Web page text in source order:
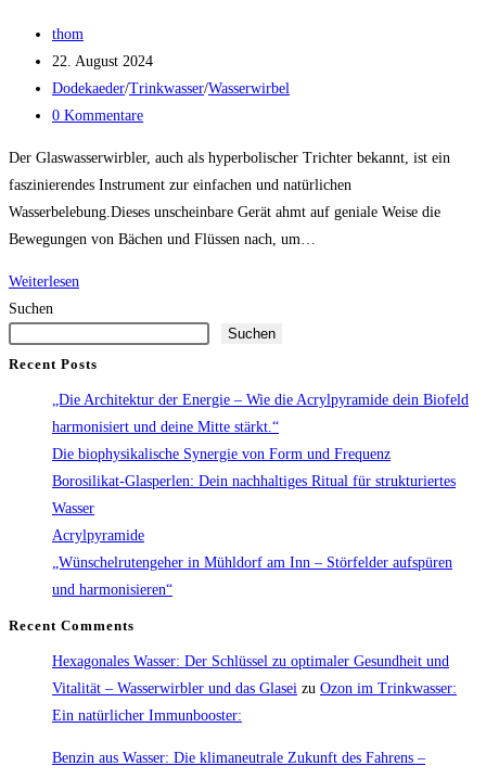
Beitrags-
Autor:
thom
Beitrag
veröffentlicht:
22. August 2024
Beitrags-
Kategorie:
Dodekaeder/Trinkwasser/Wasserwirbel
Beitrags-
0 Kommentare
Der Glaswasserwirbler, auch als hyperbolischer Trichter bekannt, ist ein
faszinierendes Instrument zur einfachen und natürlichen
Wasserbelebung.Dieses unscheinbare Gerät ahmt auf geniale Weise die
Bewegungen von Bächen und Flüssen nach, um…
Weiterlesen
Wasserbelebung
Suchen
Suchen
Recent Posts
„Die Architektur der Energie – Wie die Acrylpyramide dein Biofeld
harmonisiert und deine Mitte stärkt.“
Die biophysikalische Synergie von Form und Frequenz
Borosilikat-Glasperlen: Dein nachhaltiges Ritual für strukturiertes
Wasser
Acrylpyramide
„Wünschelrutengeher in Mühldorf am Inn – Störfelder aufspüren
und harmonisieren“
Recent Comments
Hexagonales Wasser: Der Schlüssel zu optimaler Gesundheit und
Vitalität – Wasserwirbler und das Glasei zu Ozon im Trinkwasser:
Ein natürlicher Immunbooster:
Benzin aus Wasser: Die klimaneutrale Zukunft des Fahrens –